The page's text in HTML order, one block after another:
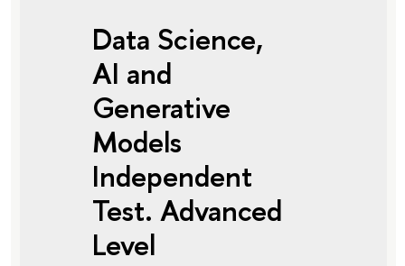
Data Science,
AI and
Generative
Models
Independent
Test. Advanced
Level